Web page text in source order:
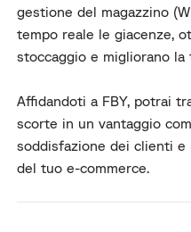
gestione del magazzino
tempo reale le giacenze,
stoccaggio e migliorano
Affidandoti a FBY, potrai
scorte in un vantaggio
soddisfazione dei clienti
del tuo e-commerce.